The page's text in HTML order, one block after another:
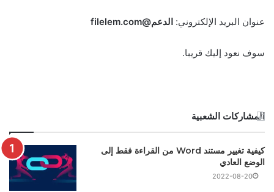
عنوان البريد الإلكتروني: الدعم@filelem.com
سوف نعود إليك قريبا.
المشاركات الشعبية
كيفية تغيير مستند Word من القراءة فقط إلى
الوضع العادي
2022-08-20